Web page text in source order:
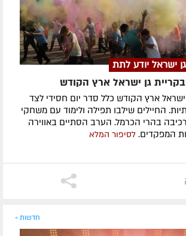
ישראל יודע לתת
בקריית גן ישראל ארץ הקודש
ארץ הקודש כלל סדר יום חסידי לצד
החיילים שילבו תפילה ולימוד עם משחקי
בהרי הכרמל. הערב הסתיים באווירה
המפקדים. לסיפור המלא
חדשות »